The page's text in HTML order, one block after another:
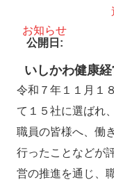
お知らせ
公開日:
いしかわ健康
令和７年１１月１
て１５社に選ばれ
職員の皆様へ、働
行ったことなどが
営の推進を通じ、